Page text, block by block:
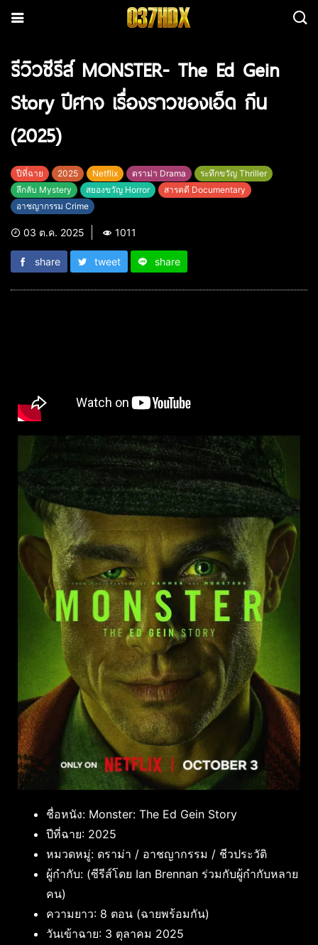
รีวิวซีรีส์ MONSTER- The Ed Gein
Story ปีศาจ เรื่องราวของเอ็ด กีน
(2025)
ปีที่ฉาย 2025 Netflix ดราม่า Drama
ระทึกขวัญ Thriller
ลึกลับ Mystery
สยองขวัญ Horror
สารคดี Documentary
อาชญากรรม Crime
03 ต.ค. 2025 1011
share tweet share
ชื่อหนัง: Monster: The Ed Gein Story
ปีที่ฉาย: 2025
หมวดหมู่: ดราม่า / อาชญากรรม / ชีวประวัติ
ผู้กำกับ: (ซีรีส์โดย Ian Brennan ร่วมกับผู้กำกับหลาย
คน)
ความยาว: 8 ตอน (ฉายพร้อมกัน)
วันเข้าฉาย: 3 ตุลาคม 2025